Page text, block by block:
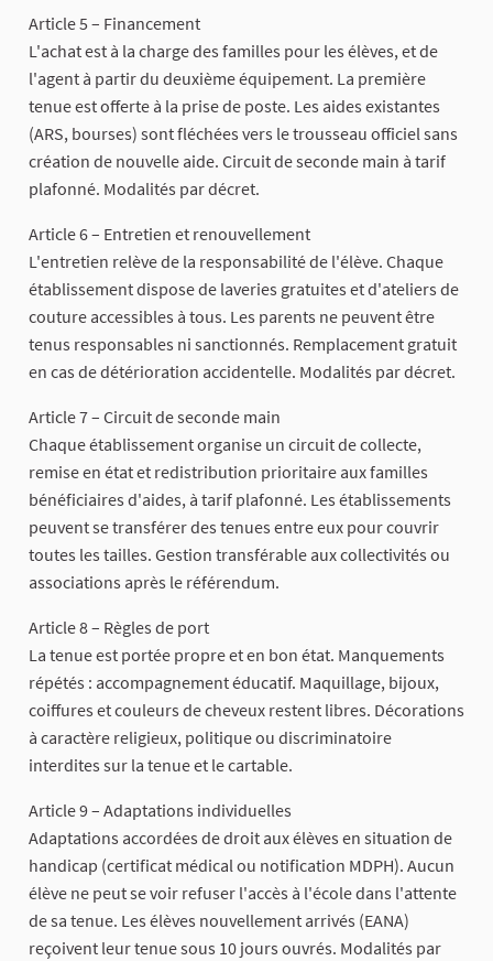
Article 5 – Financement
L'achat est à la charge des familles pour les élèves, et de
l'agent à partir du deuxième équipement. La première
tenue est offerte à la prise de poste. Les aides existantes
(ARS, bourses) sont fléchées vers le trousseau officiel sans
création de nouvelle aide. Circuit de seconde main à tarif
plafonné. Modalités par décret.
Article 6 – Entretien et renouvellement
L'entretien relève de la responsabilité de l'élève. Chaque
établissement dispose de laveries gratuites et d'ateliers de
couture accessibles à tous. Les parents ne peuvent être
tenus responsables ni sanctionnés. Remplacement gratuit
en cas de détérioration accidentelle. Modalités par décret.
Article 7 – Circuit de seconde main
Chaque établissement organise un circuit de collecte,
remise en état et redistribution prioritaire aux familles
bénéficiaires d'aides, à tarif plafonné. Les établissements
peuvent se transférer des tenues entre eux pour couvrir
toutes les tailles. Gestion transférable aux collectivités ou
associations après le référendum.
Article 8 – Règles de port
La tenue est portée propre et en bon état. Manquements
répétés : accompagnement éducatif. Maquillage, bijoux,
coiffures et couleurs de cheveux restent libres. Décorations
à caractère religieux, politique ou discriminatoire
interdites sur la tenue et le cartable.
Article 9 – Adaptations individuelles
Adaptations accordées de droit aux élèves en situation de
handicap (certificat médical ou notification MDPH). Aucun
élève ne peut se voir refuser l'accès à l'école dans l'attente
de sa tenue. Les élèves nouvellement arrivés (EANA)
reçoivent leur tenue sous 10 jours ouvrés. Modalités par